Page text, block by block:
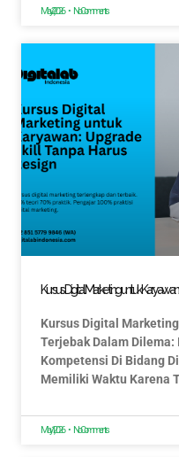
May 2, 2026 No Comments
Kursus Digital Marketing untuk
Kursus Digital
Terjebak Dalam
Kompetensi Di Bidang
Memiliki Waktu Karena
May 1, 2026 No Comments